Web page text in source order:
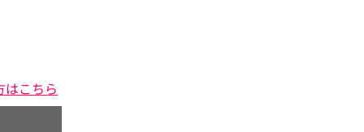
こちら